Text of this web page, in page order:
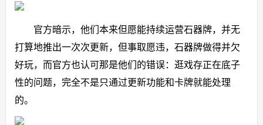
官方暗示，他们本来但愿能持续运营石器牌，并无
打算地推出一次次更新，但事取愿违，石器牌做得并欠
好玩，而官方也认可那是他们的错误：逛戏存正在底子
性的问题，完全不是只通过更新功能和卡牌就能处理
的。